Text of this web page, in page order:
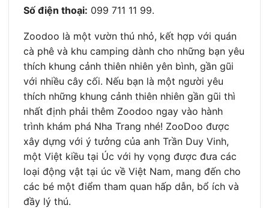
Số điện thoại: 099 711 11 99.
Zoodoo là một vườn thú nhỏ, kết hợp với quán
cà phê và khu camping dành cho những bạn yêu
thích khung cảnh thiên nhiên yên bình, gần gũi
với nhiều cây cối. Nếu bạn là một người yêu
thích những khung cảnh thiên nhiên gần gũi thì
nhất định phải thêm Zoodoo ngay vào hành
trình khám phá Nha Trang nhé! ZooDoo được
xây dựng với ý tưởng của anh Trần Duy Vinh,
một Việt kiều tại Úc với hy vọng được đưa các
loại động vật tại úc về Việt Nam, mang đến cho
các bé một điểm tham quan hấp dẫn, bổ ích và
đầy lý thú.